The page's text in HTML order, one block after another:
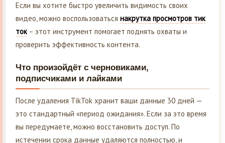
Если вы хотите быстро увеличить видимость своих
видео, можно воспользоваться накрутка просмотров тик
ток– этот инструмент помогает поднять охваты и
проверить эффективность контента.
Что произойдёт с черновиками,
подписчиками и лайками
После удаления TikTok хранит ваши данные 30 дней —
это стандартный «период ожидания». Если за это время
вы передумаете, можно восстановить доступ. По
истечении срока данные удаляются полностью, и